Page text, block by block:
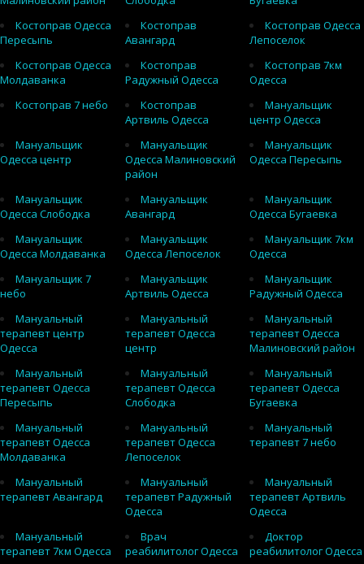
Костоправ Одесса
Пересыпь
Костоправ
Авангард
Костоправ Одесса
Лепоселок
Костоправ Одесса
Молдаванка
Костоправ
Радужный Одесса
Костоправ 7км
Одесса
Костоправ 7 небо
Костоправ
Артвиль Одесса
Мануальщик
центр Одесса
Мануальщик
Одесса центр
Мануальщик
Одесса Малиновский
район
Мануальщик
Одесса Пересыпь
Мануальщик
Одесса Слободка
Мануальщик
Авангард
Мануальщик
Одесса Бугаевка
Мануальщик
Одесса Молдаванка
Мануальщик
Одесса Лепоселок
Мануальщик 7км
Одесса
Мануальщик 7
небо
Мануальщик
Артвиль Одесса
Мануальщик
Радужный Одесса
Мануальный
терапевт центр
Одесса
Мануальный
терапевт Одесса
центр
Мануальный
терапевт Одесса
Малиновский район
Мануальный
терапевт Одесса
Пересыпь
Мануальный
терапевт Одесса
Слободка
Мануальный
терапевт Одесса
Бугаевка
Мануальный
терапевт Одесса
Молдаванка
Мануальный
терапевт Одесса
Лепоселок
Мануальный
терапевт 7 небо
Мануальный
терапевт Авангард
Мануальный
терапевт Радужный
Одесса
Мануальный
терапевт Артвиль
Одесса
Мануальный
терапевт 7км Одесса
Врач
реабилитолог Одесса
Доктор
реабилитолог Одесса